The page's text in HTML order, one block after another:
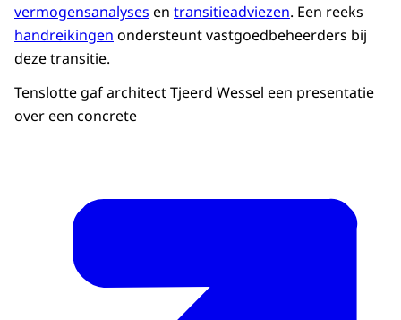
vermogensanalyses en transitieadviezen. Een reeks
handreikingen ondersteunt vastgoedbeheerders bij
deze transitie.
Tenslotte gaf architect Tjeerd Wessel een presentatie
over een concrete